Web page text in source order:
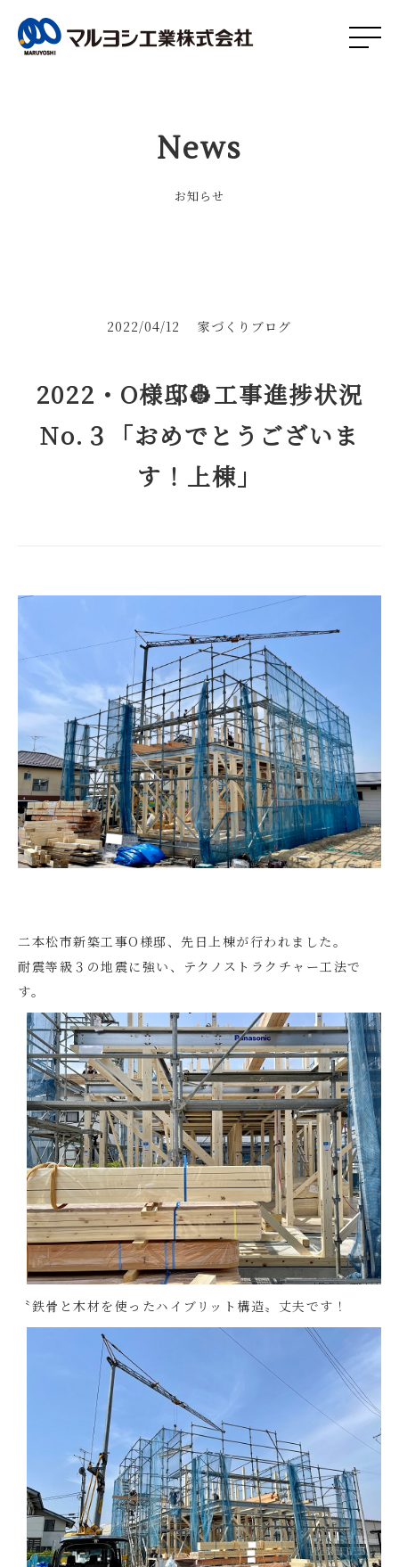
News
お知らせ
2022/04/12 家づくりブログ
2022・O様邸👷工事進捗状況
No.３「おめでとうございま
す！上棟」
二本松市新築工事O様邸、先日上棟が行われました。
耐震等級３の地震に強い、テクノストラクチャー工法で
す。
〝鉄骨と木材を使ったハイブリット構造〟丈夫です！